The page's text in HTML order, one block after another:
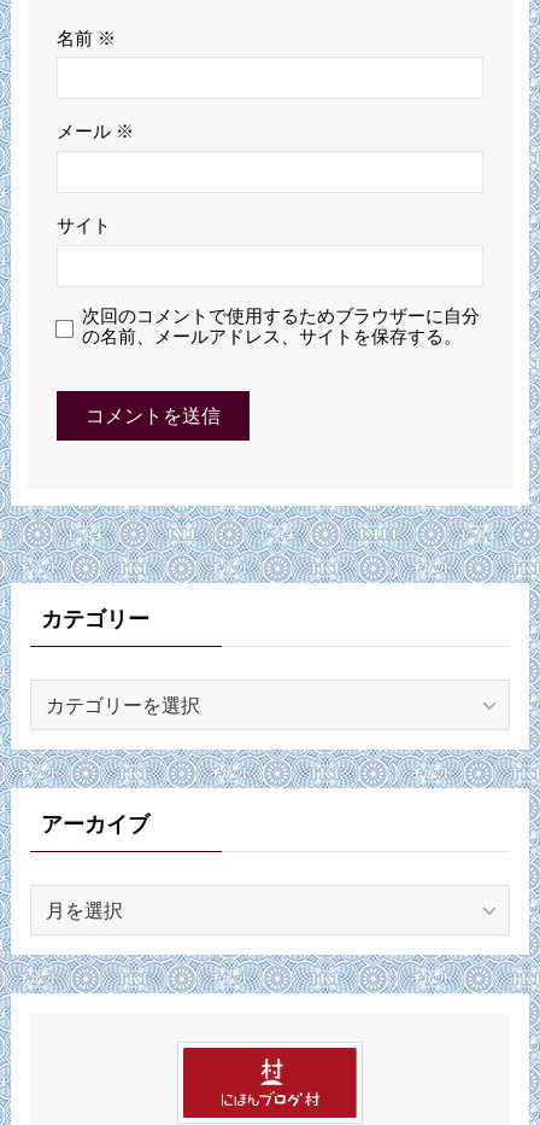
名前 ※
メール ※
サイト
次回のコメントで使用するためブラウザーに自分
の名前、メールアドレス、サイトを保存する。
カテゴリー
ゴ
リ
ーアーカイブ
カ
イ